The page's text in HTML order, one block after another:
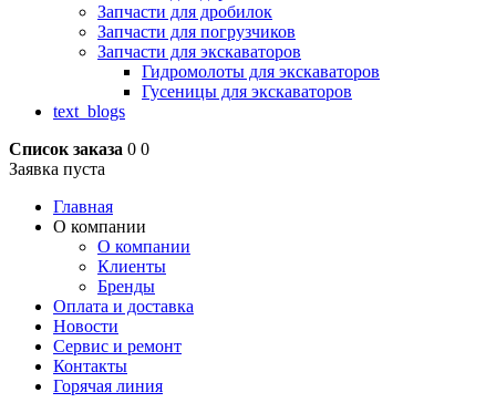
Запчасти для дробилок
Запчасти для погрузчиков
Запчасти для экскаваторов
Гидромолоты для экскаваторов
Гусеницы для экскаваторов
text_blogs
Список заказа 0 0
Заявка пуста
Главная
О компании
О компании
Клиенты
Бренды
Оплата и доставка
Новости
Сервис и ремонт
Контакты
Горячая линия